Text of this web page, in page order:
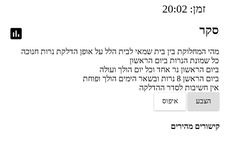
זמן: 20:02
סקר
מהי המחלוקת בין בית שמאי לבית הלל על אופן הדלקת נרות חנוכה
כל שמונת הנרות ביום הראשון
ביום הראשון נר אחד וכל יום הולך ועולה
ביום הראשן 8 נרות ובשאר הימים הולך ופוחת
אין חשיבות לסדר ההדלקה
הצבע איפוס
קישורים מהירים